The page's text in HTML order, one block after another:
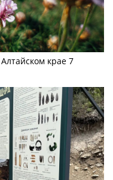
крае 7